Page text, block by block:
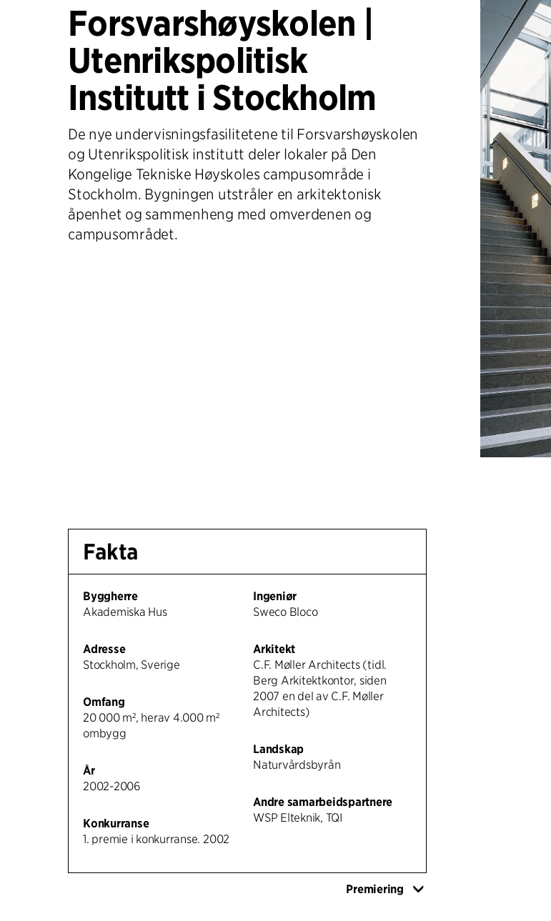
Forsvarshøyskolen |
Utenrikspolitisk
Institutt i Stockholm
De nye undervisningsfasilitetene til Forsvarshøyskolen
og Utenrikspolitisk institutt deler lokaler på Den
Kongelige Tekniske Høyskoles campusområde i
Stockholm. Bygningen utstråler en arkitektonisk
åpenhet og sammenheng med omverdenen og
campusområdet.
Fakta
Byggherre
Akademiska Hus
Adresse
Stockholm, Sverige
Omfang
20 000 m², herav 4.000 m²
ombygg
År
2002-2006
Konkurranse
1. premie i konkurranse. 2002
Ingeniør
Sweco Bloco
Arkitekt
C.F. Møller Architects (tidl.
Berg Arkitektkontor, siden
2007 en del av C.F. Møller
Architects)
Landskap
Naturvårdsbyrån
Andre samarbeidspartnere
WSP Elteknik, TQI
Premiering